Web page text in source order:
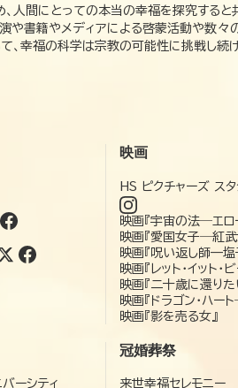
人間にとっての本当の幸福を探究する
書籍やメディアによる啓蒙活動や数々
、幸福の科学は宗教の可能性に挑戦し続け
映画
HS ピクチャーズ ス
映画『宇宙の法―エロ
映画『愛国女子―紅武
映画『呪い返し師—塩
映画『レット・イット・ビ
映画『二十歳に還りた
映画『ドラゴン・ハ
映画『影を売る女』
バーシティ
冠婚葬祭
来世幸福セレモニー